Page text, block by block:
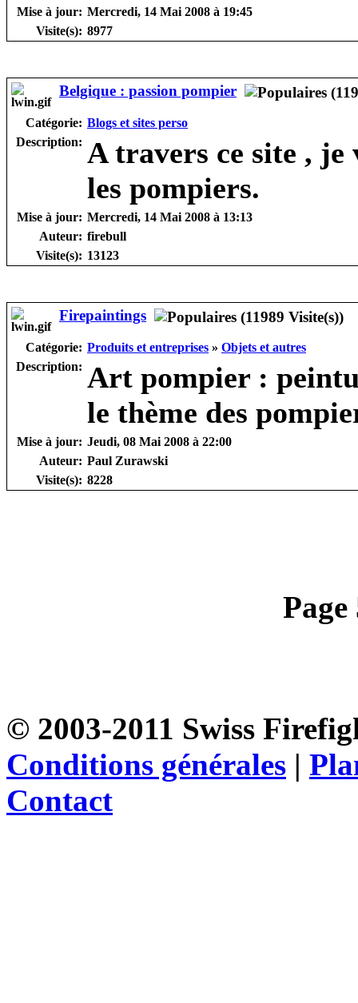
Mise à jour: Mercredi, 14 Mai 2008 à 19:45
Visite(s): 8977
Belgique : passion pompier
Catégorie: Blogs et sites perso
Description: A travers ce site ,
les pompiers.
Mise à jour: Mercredi, 14 Mai 2008 à 13:13
Auteur: firebull
Visite(s): 13123
Firepaintings
Catégorie: Produits et entreprises » Objets et autres
Description: Art pompier :
le thème des
Mise à jour: Jeudi, 08 Mai 2008 à 22:00
Auteur: Paul Zurawski
Visite(s): 8228
© 2003-2011 Swiss
Conditions générales |
Contact